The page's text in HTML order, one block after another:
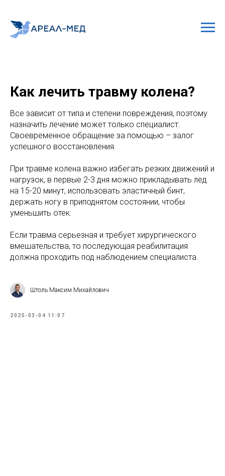
Как лечить травму колена?
Все зависит от типа и степени повреждения, поэтому
назначить лечение может только специалист.
Своевременное обращение за помощью – залог
успешного восстановления.
При травме колена важно избегать резких движений и
нагрузок, в первые 2-3 дня можно прикладывать лед
на 15-20 минут, использовать эластичный бинт,
держать ногу в приподнятом состоянии, чтобы
уменьшить отек.
Если травма серьезная и требует хирургического
вмешательства, то последующая реабилитация
должна проходить под наблюдением специалиста.
Штоль Максим Михайлович
2025-03-04 11:07